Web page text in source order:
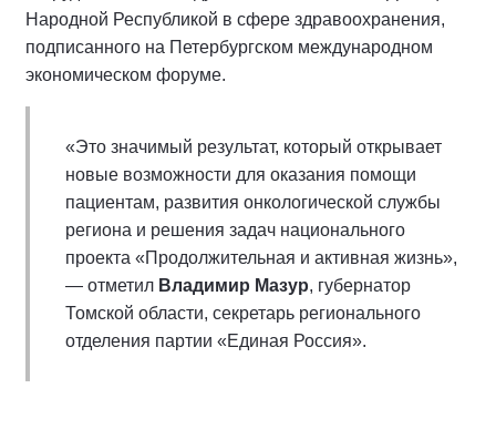
Народной Республикой в сфере здравоохранения,
подписанного на Петербургском международном
экономическом форуме.
«Это значимый результат, который открывает
новые возможности для оказания помощи
пациентам, развития онкологической службы
региона и решения задач национального
проекта «Продолжительная и активная жизнь»,
— отметил Владимир Мазур, губернатор
Томской области, секретарь регионального
отделения партии «Единая Россия».